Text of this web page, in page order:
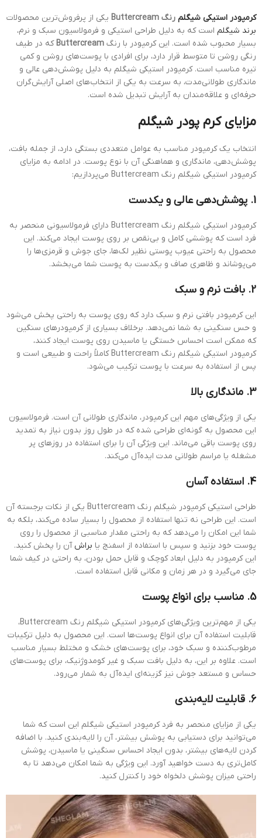
کرمپودر استیکی شیگلم رنگ Buttercream
یکی از پرفروش‌ترین محصولات
برند شیگلم است که به دلیل طراحی استیکی و فرمولاسیون سبک و نرم،
بسیار محبوب شده است. این کرمپودر با رنگ Buttercreamکه در طیف
رنگی روشن تا متوسط قرار دارد، برای افرادی با پوست‌های روشن و کمی
تیره مناسب است. کرمپودر استیکی شیگلم به دلیل پوشش‌دهی عالی و
ماندگاری طولانی‌مدت، به سرعت به یکی از انتخاب‌های اصلی آرایش‌گران
حرفه‌ای و علاقه‌مندان به آرایش تبدیل شده است.
مزایای کرم پودر شیگلم
انتخاب یک کرمپودر مناسب به عوامل متعددی بستگی دارد، از جمله بافت،
پوشش‌دهی، ماندگاری و هماهنگی آن با نوع پوست. در ادامه به مزایای
کرمپودر استیکی شیگلم رنگ Buttercream می‌پردازیم:
1. پوشش‌دهی عالی و یکدست
کرمپودر استیکی شیگلم رنگ Buttercream دارای فرمولاسیونی منحصر به
فرد است که پوششی کامل و بی‌نقص بر روی پوست ایجاد می‌کند. این
محصول به راحتی عیوب پوستی نظیر لک‌ها، جای جوش و قرمزی‌ها را
می‌پوشاند و ظاهری صاف و یکدست به پوست شما می‌بخشد.
2. بافت نرم و سبک
این کرمپودر بافتی نرم و سبک دارد که روی پوست به راحتی پخش می‌شود
و حس سنگینی به شما نمی‌دهد. برخلاف بسیاری از کرمپودرهای سنگین
که ممکن است احساس خستگی یا ماسیدن روی پوست ایجاد کنند،
کرمپودر استیکی شیگلم رنگ Buttercream کاملاً راحت و طبیعی است و
پس از استفاده به سرعت با پوست ترکیب می‌شود.
3. ماندگاری بالا
یکی از ویژگی‌های مهم این کرمپودر، ماندگاری طولانی آن است. فرمولاسیون
این محصول به گونه‌ای طراحی شده که در طول روز بدون نیاز به تمدید
روی پوست باقی می‌ماند. این ویژگی آن را برای استفاده در روزهای پر
مشغله یا مراسم طولانی مدت ایده‌آل می‌کند.
4. استفاده آسان
طراحی استیکی کرمپودر شیگلم رنگ Buttercream یکی از نکات برجسته آن
است. این طراحی نه تنها استفاده از محصول را بسیار ساده می‌کند، بلکه به
شما این امکان را می‌دهد که به راحتی مقدار مناسبی از محصول را روی
پوست خود بزنید و سپس با استفاده از اسفنج یا براشآن را پخش کنید.
این کرمپودر به دلیل ابعاد کوچک و قابل حمل بودن، به راحتی در کیف شما
جای می‌گیرد و در هر زمان و مکانی قابل استفاده است.
5. مناسب برای انواع پوست
یکی از مهم‌ترین ویژگی‌های کرمپودر استیکی شیگلم رنگ Buttercream،
قابلیت استفاده آن برای انواع پوست‌ها است. این محصول به دلیل ترکیبات
مرطوب‌کننده و سبک خود، برای پوست‌های خشک و مختلط بسیار مناسب
است. علاوه بر این، به دلیل بافت سبک و غیر کومدوژنیک، برای پوست‌های
حساس و مستعد جوش نیز گزینه‌ای ایده‌آل به شمار می‌رود.
6. قابلیت لایه‌بندی
یکی از مزایای منحصر به فرد کرمپودر استیکی شیگلم این است که شما
می‌توانید برای دستیابی به پوشش بیشتر، آن را لایه‌بندی کنید. با اضافه
کردن لایه‌های بیشتر، بدون ایجاد احساس سنگینی یا ماسیدن، پوشش
کامل‌تری به دست خواهید آورد. این ویژگی به شما امکان می‌دهد تا به
راحتی میزان پوشش دلخواه خود را کنترل کنید.